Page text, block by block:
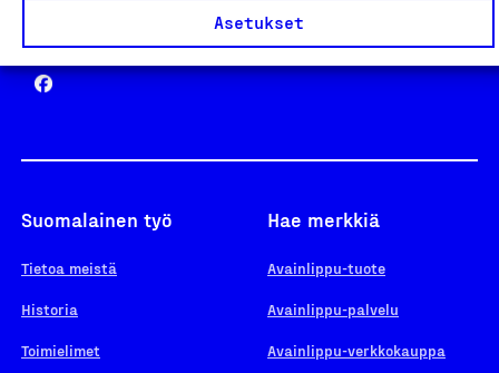
Asetukset
Yhteiskunnallinen Yritys -merkki
Suomalainen työ
Tietoa meistä
Historia
Toimielimet
Hae merkkiä
Avainlippu-tuote
Avainlippu-palvelu
Avainlippu-verkkokauppa